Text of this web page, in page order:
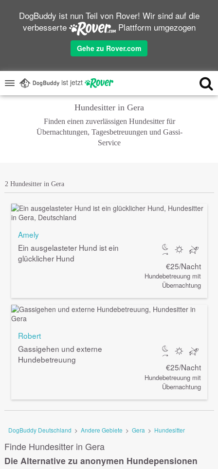
DogBuddy ist nun Teil von Rover! Wir sind auf die
verbesserte
Plattform umgezogen
Gehe zu Rover.com
ist jetzt
Hundesitter in Gera
Finden einen zuverlässigen Hundesitter für
Übernachtungen, Tagesbetreuungen und Gassi-
Service
2 Hundesitter in Gera
Amely
Ein ausgelasteter Hund ist ein
glücklicher Hund
€25/Nacht
Hundebetreuung mit
Übernachtung
Robert
Gassigehen und externe
Hundebetreuung
€25/Nacht
Hundebetreuung mit
Übernachtung
DogBuddy Deutschland > Andere Gebiete > Gera > Hundesitter
Finde Hundesitter in Gera
Die Alternative zu anonymen Hundepensionen